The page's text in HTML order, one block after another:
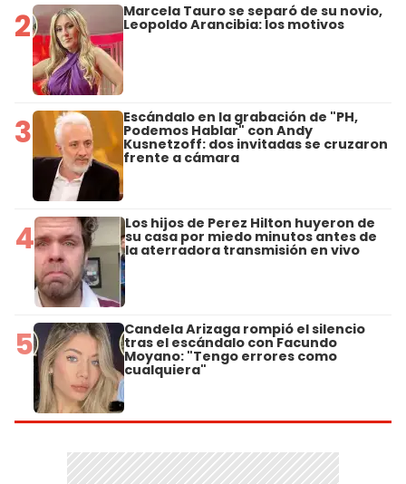
2 Marcela Tauro se separó de su novio,
Leopoldo Arancibia: los motivos
3 Escándalo en la grabación de "PH,
Podemos Hablar" con Andy
Kusnetzoff: dos invitadas se cruzaron
frente a cámara
4 Los hijos de Perez Hilton huyeron de
su casa por miedo minutos antes de
la aterradora transmisión en vivo
5 Candela Arizaga rompió el silencio
tras el escándalo con Facundo
Moyano: "Tengo errores como
cualquiera"